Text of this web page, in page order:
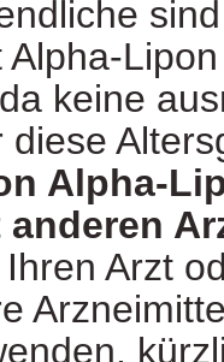
keine
diese
Alpha-
anderen
Arzt